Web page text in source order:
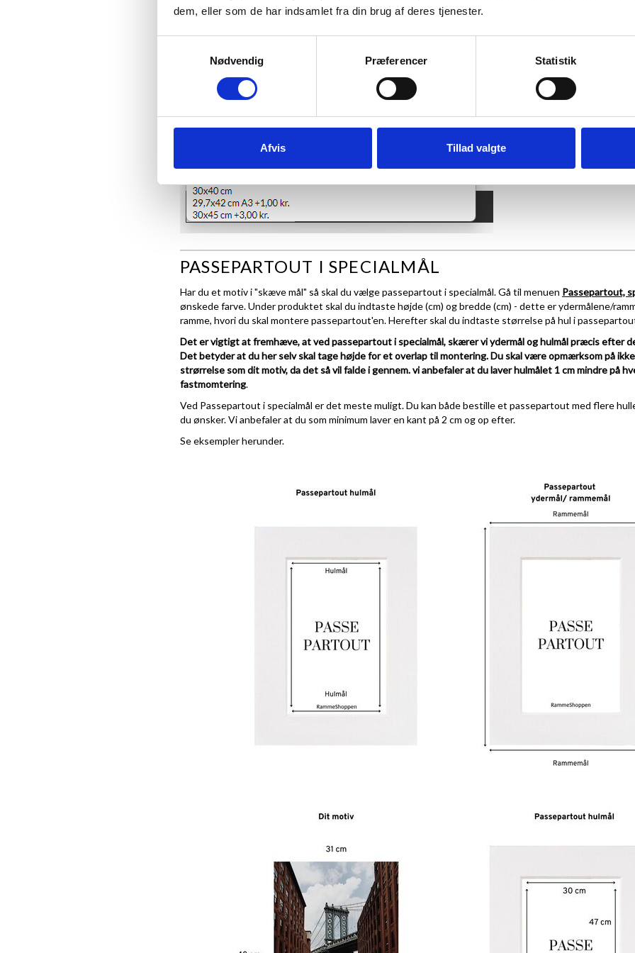
dem, eller som de har indsamlet fra din brug af deres tjenester.
Nødvendig
Præferencer Statistik
Afvis Tillad valgte
plakat faktisk være 20x28,7 cm.
PASSEPARTOUT I SPECIALMÅL
Har du et motiv i "skæve mål" så skal du vælge passepartout i specialmål. Gå til menuen Passepartout,
ønskede farve. Under produktet skal du indtaste højde (cm) og bredde (cm) - dette er ydermålene/
ramme, hvori du skal montere passepartout'en. Herefter skal du indtaste størrelse på hul i
Det er vigtigt at fremhæve, at ved passepartout i specialmål, skærer vi ydermål og hulmål præcis efter
Det betyder at du her selv skal tage højde for et overlap til montering. Du skal være opmærksom på
strørrelse som dit motiv, da det så vil falde i gennem. vi anbefaler at du laver hulmålet 1 cm mindre på
fastmomtering.
Ved Passepartout i specialmål er det meste muligt. Du kan både bestille et passepartout med flere
du ønsker. Vi anbefaler at du som minimum laver en kant på 2 cm og op efter.
Se eksempler herunder.